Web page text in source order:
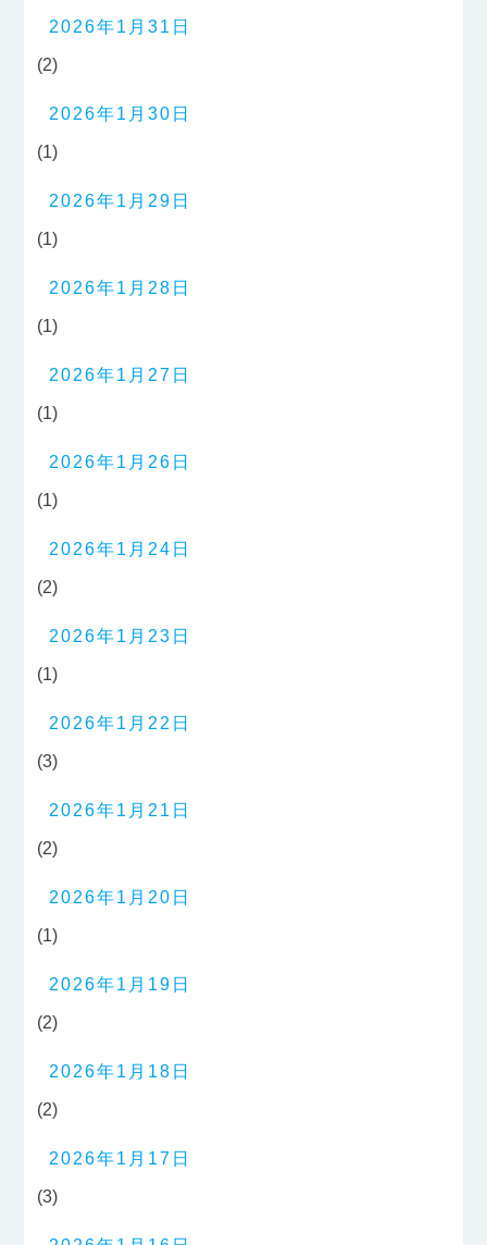
2026年1月31日
(2)
2026年1月30日
(1)
2026年1月29日
(1)
2026年1月28日
(1)
2026年1月27日
(1)
2026年1月26日
(1)
2026年1月24日
(2)
2026年1月23日
(1)
2026年1月22日
(3)
2026年1月21日
(2)
2026年1月20日
(1)
2026年1月19日
(2)
2026年1月18日
(2)
2026年1月17日
(3)